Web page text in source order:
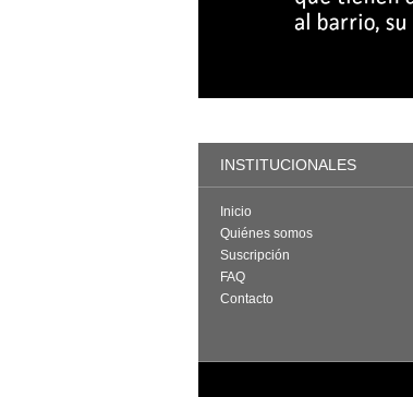
INSTITUCIONALES
Inicio
Quiénes somos
Suscripción
FAQ
Contacto